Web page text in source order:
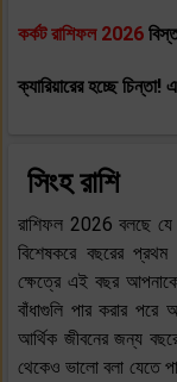
কর্কটরাশিফল 2026
ক্যারিয়ারের হচ্ছে চিন্তা!
সিংহ রাশি
রাশিফল 2026 বলছে যে
বিশেষকরে বছরের
ক্ষেত্রে এই বছর
বাঁধাগুলি পার করার
আর্থিক জীবনের জন্য
থেকেও ভালো বলা যেতে